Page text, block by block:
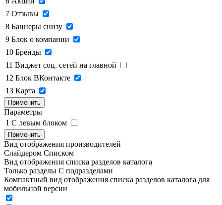
7 Отзывы
8 Баннеры снизу
9 Блок о компании
10 Бренды
11 Виджет соц. сетей на главной
12 Блок ВКонтакте
13 Карта
Применить
Параметры
1 C левым блоком
Применить
Вид отображения производителей
Слайдером Списком
Вид отображения списка разделов каталога
Только разделы С подразделами
Компактный вид отображения списка разделов каталога для
мобильной версии